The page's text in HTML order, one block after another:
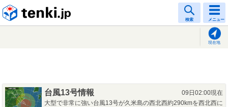
検索 メニュー
現在地
台風13号情報
09日02:00現在
大型で非常に強い台風13号が久米島の西北西約290kmを西北西に